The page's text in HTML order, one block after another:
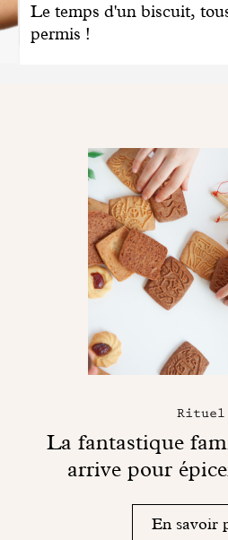
Le temps d'un biscuit,
permis !
Rituel
La fantastique
arrive pour
En savoir